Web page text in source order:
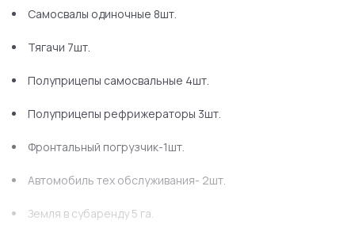
Самосвалы одиночные 8шт.
Тягачи 7шт.
Полуприцепы самосвальные 4шт.
Полуприцепы рефрижераторы 3шт.
Фронтальный погрузчик-1шт.
Автомобиль тех обслуживания- 2шт.
Земля в субаренду 5 га.